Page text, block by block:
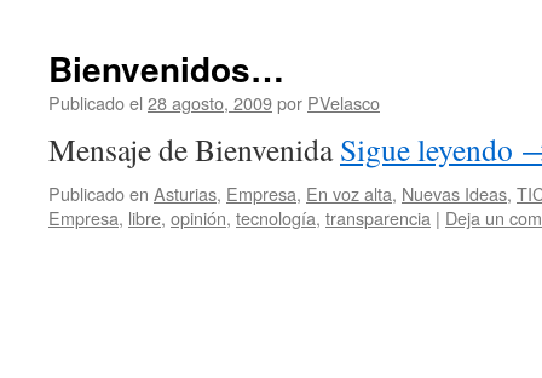
Bienvenidos…
Publicado el 28 agosto, 2009por PVelasco
Mensaje de BienvenidaSigue leyendo
Publicado en Asturias, Empresa, En voz alta, Nuevas Ideas,
Empresa, libre, opinión, tecnología, transparencia | Deja un